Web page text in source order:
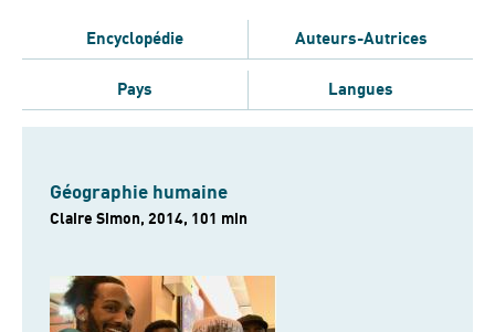
Encyclopédie Auteurs-Autrices
Pays Langues
Géographie humaine
Claire Simon, 2014, 101 min